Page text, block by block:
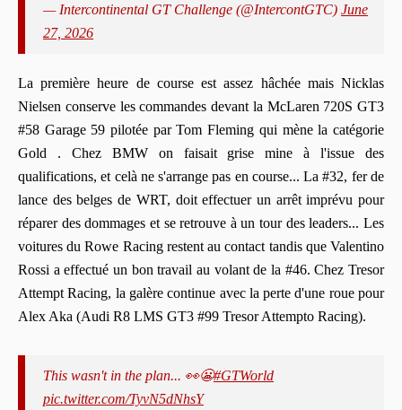
— Intercontinental GT Challenge (@IntercontGTC) June
27, 2026
La première heure de course est assez hâchée mais Nicklas
Nielsen conserve les commandes devant la McLaren 720S GT3
#58 Garage 59 pilotée par Tom Fleming qui mène la catégorie
Gold . Chez BMW on faisait grise mine à l'issue des
qualifications, et celà ne s'arrange pas en course... La #32, fer de
lance des belges de WRT, doit effectuer un arrêt imprévu pour
réparer des dommages et se retrouve à un tour des leaders... Les
voitures du Rowe Racing restent au contact tandis que Valentino
Rossi a effectué un bon travail au volant de la #46. Chez Tresor
Attempt Racing, la galère continue avec la perte d'une roue pour
Alex Aka (Audi R8 LMS GT3 #99 Tresor Attempto Racing).
This wasn't in the plan... 👀😬#GTWorld
pic.twitter.com/TyvN5dNhsY